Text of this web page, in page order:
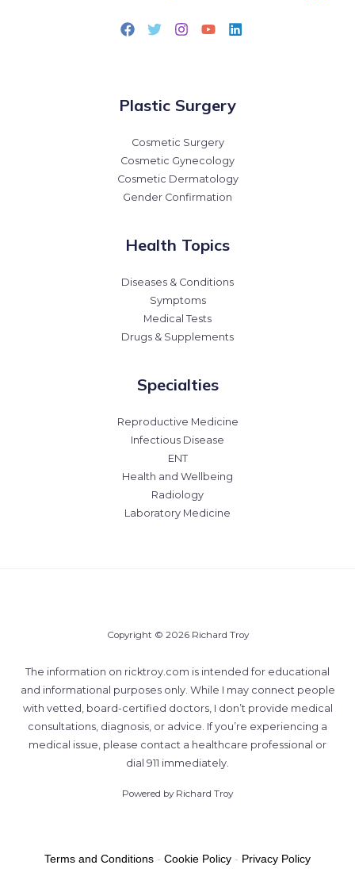
Plastic Surgery
Cosmetic Surgery
Cosmetic Gynecology
Cosmetic Dermatology
Gender Confirmation
Health Topics
Diseases & Conditions
Symptoms
Medical Tests
Drugs & Supplements
Specialties
Reproductive Medicine
Infectious Disease
ENT
Health and Wellbeing
Radiology
Laboratory Medicine
Copyright © 2026 Richard Troy
The information on ricktroy.com is intended for educational
and informational purposes only. While I may connect people
with vetted, board-certified doctors, I don’t provide medical
consultations, diagnosis, or advice. If you’re experiencing a
medical issue, please contact a healthcare professional or
dial 911 immediately.
Powered by Richard Troy
Terms and Conditions - Cookie Policy - Privacy Policy